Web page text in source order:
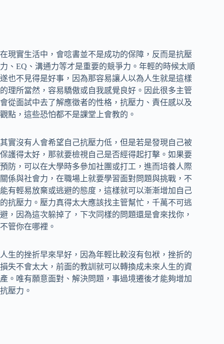
在現實生活中，會唸書並不是成功的保障，反而是抗壓
力、EQ、溝通力等才是重要的競爭力。年輕的時候太順
遂也不見得是好事，因為那容易讓人以為人生就是這樣
的理所當然，容易驕傲或自我感覺良好。因此很多主管
會從面試中去了解應徵者的性格，抗壓力、責任感以及
觀點，這些恐怕都不是課堂上會教的。
其實沒有人會希望自己抗壓力低，但是若是發現自己被
保護得太好，那就要檢視自己是否經得起打擊。如果要
預防，可以在大學時多參加社團或打工，進而培養人際
關係與社會力，在職場上就要學習面對問題與挑戰，不
能有輕易放棄或逃避的態度，這樣就可以漸漸增加自己
的抗壓力。壓力真得太大應該找主管幫忙，千萬不可逃
避，因為這次躲掉了，下次同樣的問題還是會來找你，
不管你在哪裡。
人生的挫折早來早好，因為年輕比較沒有包袱，挫折的
損失不會太大，前面的教訓就可以轉換成未來人生的資
產。唯有願意面對、解決問題，事過境遷後才能夠增加
抗壓力。